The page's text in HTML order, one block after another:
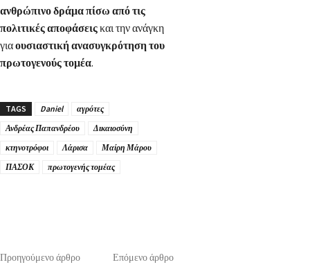
ανθρώπινο δράμα πίσω από τις
πολιτικές αποφάσειςκαι την ανάγκη
γιαουσιαστική ανασυγκρότηση του
πρωτογενούς τομέα.
TAGS Daniel
αγρότες
Ανδρέας Παπανδρέου
Δικαιοσύνη
κτηνοτρόφοι
Λάρισα
Μαίρη Μάρου
ΠΑΣΟΚ
πρωτογενής τομέας
Προηγούμενο άρθρο Επόμενο άρθρο